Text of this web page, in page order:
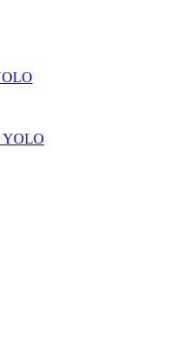
YOLO